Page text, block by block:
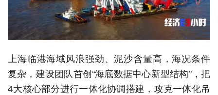
上海临港海域风浪强劲、泥沙含量高，海况条件
复杂，建设团队首创“海底数据中心新型结构”，把
4大核心部分进行一体化协调搭建，攻克一体化吊